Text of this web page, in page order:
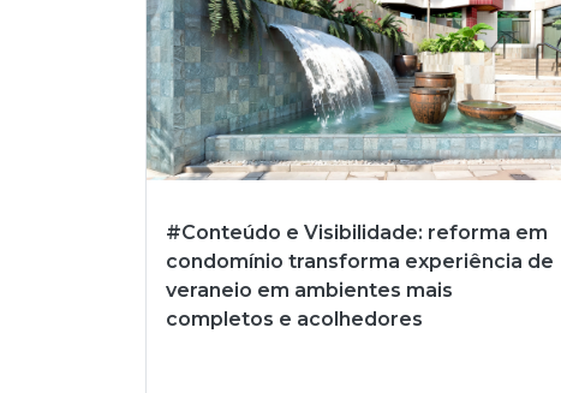
#Conteúdo e Visibilidade: reforma em
condomínio transforma experiência de
veraneio em ambientes mais
completos e acolhedores